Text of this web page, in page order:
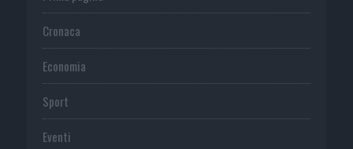
Cronaca
Economia
Sport
Eventi